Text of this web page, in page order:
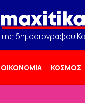
της δημοσιογράφου
ΟΙΚΟΝΟΜΙΑ ΚΟΣΜΟΣ